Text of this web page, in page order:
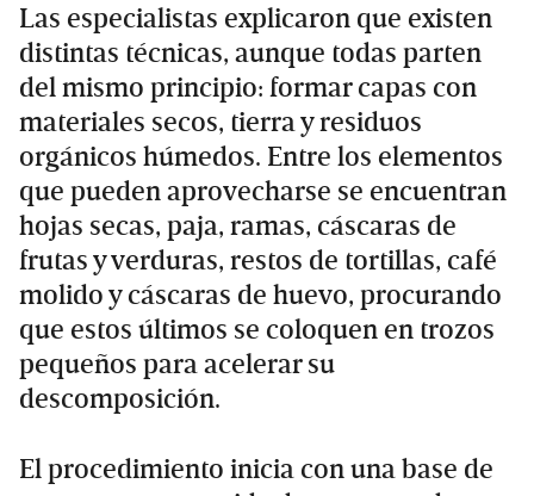
Las especialistas explicaron que existen
distintas técnicas, aunque todas parten
del mismo principio: formar capas con
materiales secos, tierra y residuos
orgánicos húmedos. Entre los elementos
que pueden aprovecharse se encuentran
hojas secas, paja, ramas, cáscaras de
frutas y verduras, restos de tortillas, café
molido y cáscaras de huevo, procurando
que estos últimos se coloquen en trozos
pequeños para acelerar su
descomposición.
El procedimiento inicia con una base de